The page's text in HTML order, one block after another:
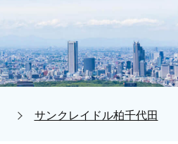
サンクレイドル柏千代田